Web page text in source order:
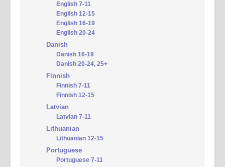
English 7-11
English 12-15
English 16-19
English 20-24
Danish
Danish 16-19
Danish 20-24, 25+
Finnish
Finnish 7-11
Finnish 12-15
Latvian
Latvian 7-11
Lithuanian
Lithuanian 12-15
Portuguese
Portuguese 7-11